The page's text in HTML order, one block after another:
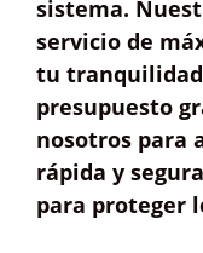
sistema.
servicio de
tu
presupuesto
nosotros para
rápida y
para proteger